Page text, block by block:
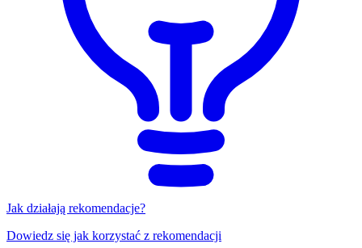
Jak działają rekomendacje?
Dowiedz się jak korzystać z rekomendacji